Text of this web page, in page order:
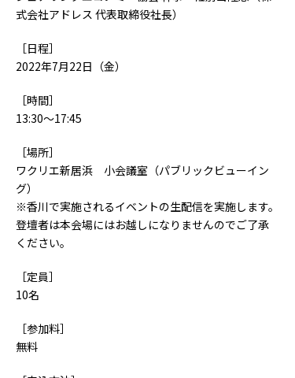
式会社アドレス 代表取締役社長）
［日程］
2022年7月22日（金）
［時間］
13:30～17:45
［場所］
ワクリエ新居浜 小会議室（パブリックビューイン
グ）
※香川で実施されるイベントの生配信を実施します。
登壇者は本会場にはお越しになりませんのでご了承
ください。
［定員］
10名
［参加料］
無料